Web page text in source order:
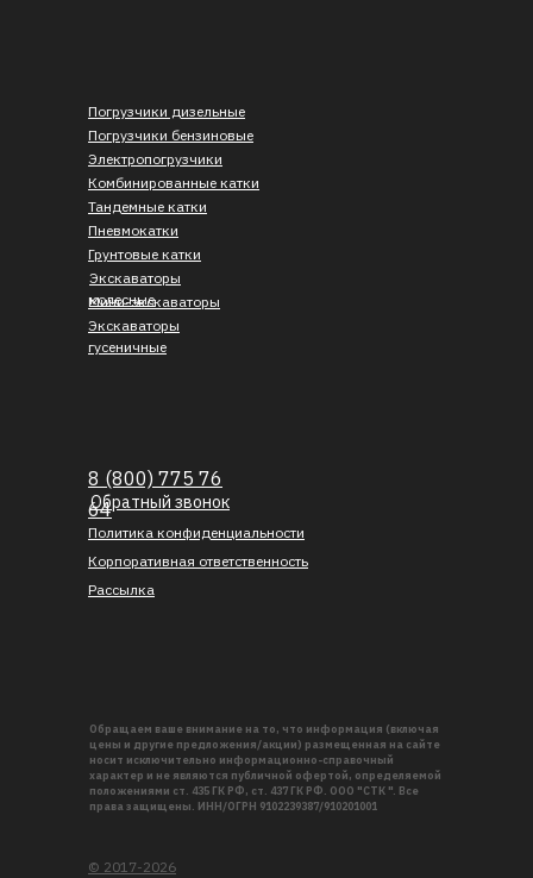
© 2017-2026
Обращаем ваше внимание на то, что информация (включая
цены и другие предложения/акции) размещенная на сайте
носит исключительно информационно-справочный
характер и не являются публичной офертой, определяемой
положениями ст. 435 ГК РФ, ст. 437 ГК РФ. ООО "СТК ". Все
права защищены. ИНН/ОГРН 9102239387/910201001
Погрузчики дизельные
Погрузчики бензиновые
Электропогрузчики
Экскаваторы
колесные
Обратный звонок
Экскаваторы
гусеничные
Мини-экскаваторы
Комбинированные катки
Грунтовые катки
Тандемные катки
Пневмокатки
Корпоративная ответственность
Рассылка
8 (800) 775 76
64
Политика конфиденциальности